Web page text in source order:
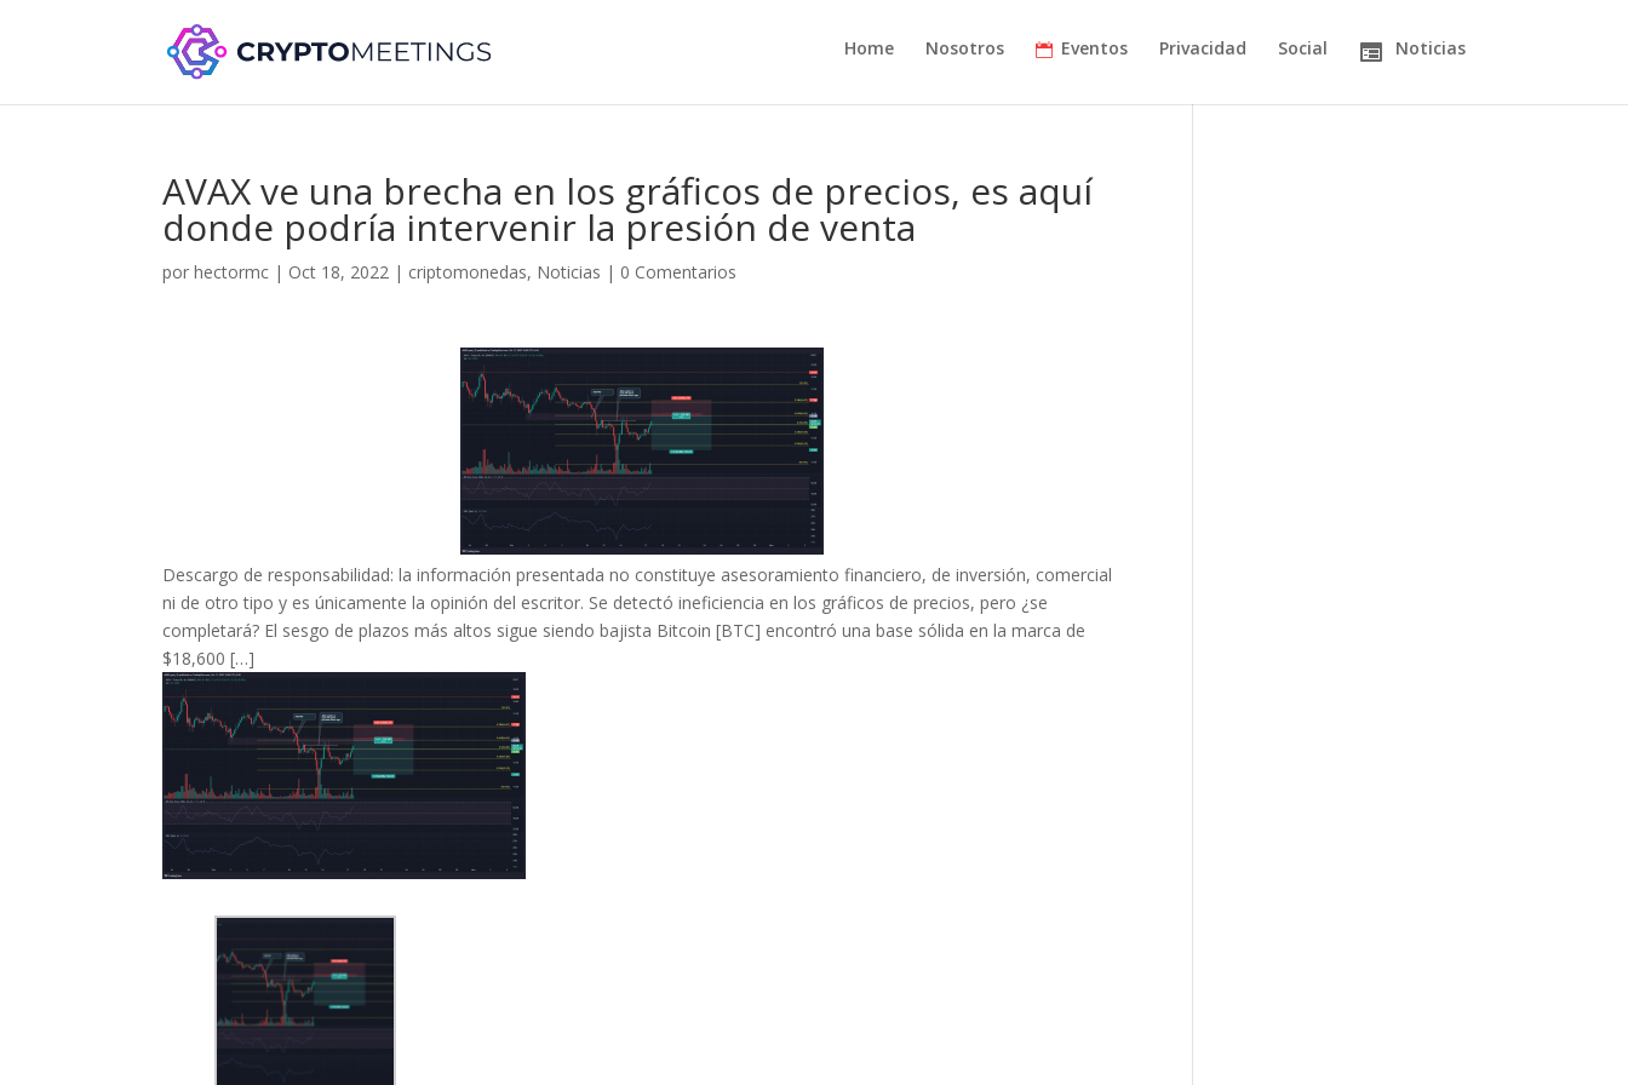
Home Nosotros Eventos Privacidad Social Noticias
AVAX ve una brecha en los gráficos de precios, es aquí
donde podría intervenir la presión de venta
porhectormc | Oct 18, 2022 | criptomonedas, Noticias | 0 Comentarios
Descargo de responsabilidad: la información presentada no constituye asesoramiento financiero, de inversión, comercial
ni de otro tipo y es únicamente la opinión del escritor. Se detectó ineficiencia en los gráficos de precios, pero ¿se
completará? El sesgo de plazos más altos sigue siendo bajista Bitcoin [BTC] encontró una base sólida en la marca de
$18,600 […]